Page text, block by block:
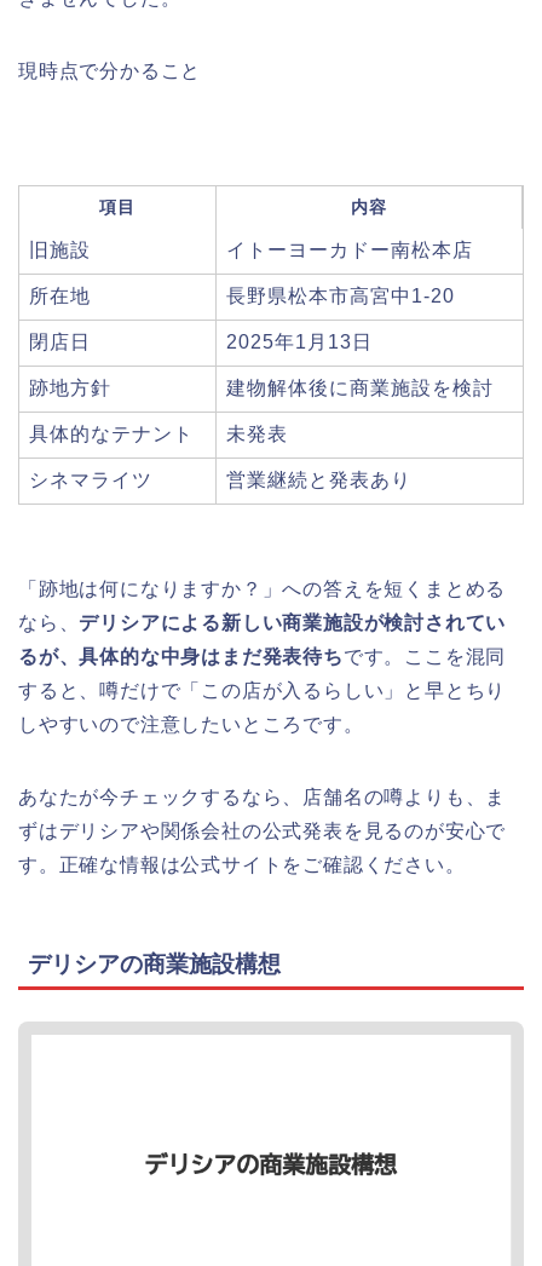
現時点で分かること
項目 内容
旧施設 イトーヨーカドー南松本店
所在地 長野県松本市高宮中1-20
閉店日 2025年1月13日
跡地方針 建物解体後に商業施設を検討
具体的なテナント 未発表
シネマライツ 営業継続と発表あり
「跡地は何になりますか？」への答えを短くまとめる
なら、 デリシアによる新しい商業施設が検討されてい
るが、具体的な中身はまだ発表待ちです。ここを混同
すると、噂だけで「この店が入るらしい」と早とちり
しやすいので注意したいところです。
あなたが今チェックするなら、店舗名の噂よりも、ま
ずはデリシアや関係会社の公式発表を見るのが安心で
す。正確な情報は公式サイトをご確認ください。
デリシアの商業施設構想